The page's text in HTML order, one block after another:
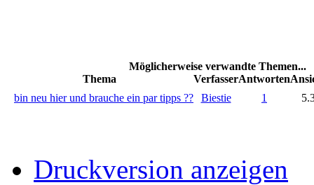
Möglicherweise verwandte Themen...
Thema
VerfasserAntworten
bin neu hier und brauche ein par tipps ??
Biestie 1
Druckversion anzeigen